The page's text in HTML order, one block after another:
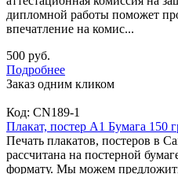
дипломной работы поможет
впечатление на комис...
500 руб.
Подробнее
Заказ одним кликом
Код: CN189-1
Плакат, постер А1 Бумага 150
Печать плакатов, постеров в
рассчитана на постерной
формату. Мы можем